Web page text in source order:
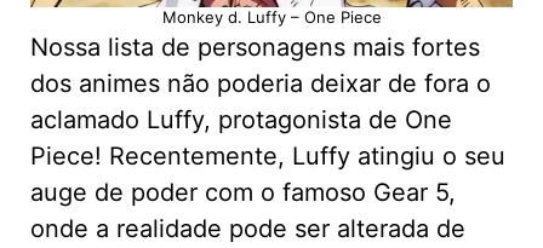
Monkey d. Luffy – One Piece
Nossa lista de personagens mais fortes
dos animes não poderia deixar de fora o
aclamado Luffy, protagonista de One
Piece! Recentemente, Luffy atingiu o seu
auge de poder com o famoso Gear 5,
onde a realidade pode ser alterada de